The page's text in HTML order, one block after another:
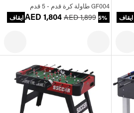
GF004 طاولة كرة قدم - 5 قدم
AED 1,804 AED 1,899 5% ايقاف